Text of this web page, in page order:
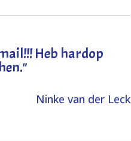
Heb hardop
Ninke van der Leck